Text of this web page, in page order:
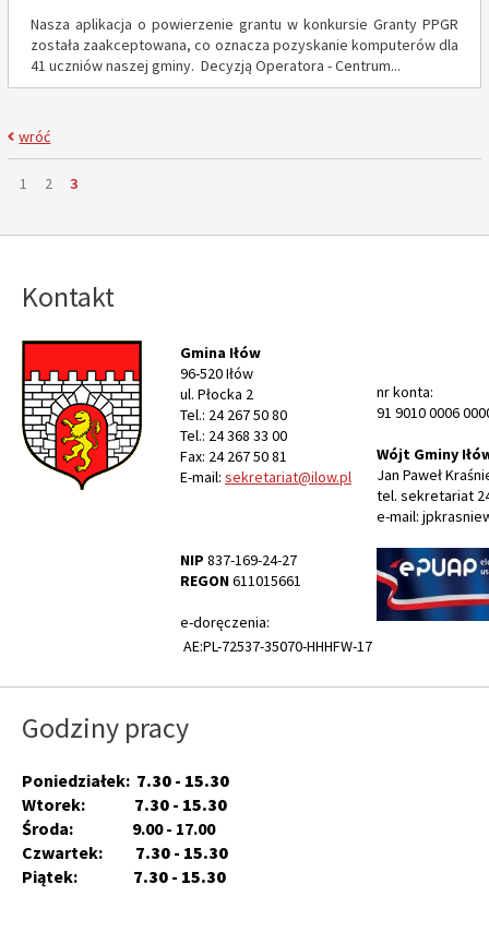
Nasza aplikacja o powierzenie grantu w konkursie Granty PPGR
została zaakceptowana, co oznacza pozyskanie komputerów dla
41 uczniów naszej gminy. Decyzją Operatora - Centrum...
wróć
Strona
Strona
1 Strona
2 Strona
3
Kontakt
Gmina Iłów
96-520 Iłów
ul. Płocka 2
Tel.: 24 267 50 80
Tel.: 24 368 33 00
Fax: 24 267 50 81
E-mail: sekretariat@ilow.pl
NIP 837-169-24-27
REGON611015661
e-doręczenia:
AE:PL-72537-35070-HHHFW-17
nr konta:
91 9010 0006
Wójt Gminy
Jan Paweł
tel. sekretariat
e-mail:
Godziny pracy
Poniedziałek: 7.30 - 15.30
Wtorek: 7.30 - 15.30
Środa: 9.00 - 17.00
Czwartek: 7.30 - 15.30
Piątek: 7.30 - 15.30